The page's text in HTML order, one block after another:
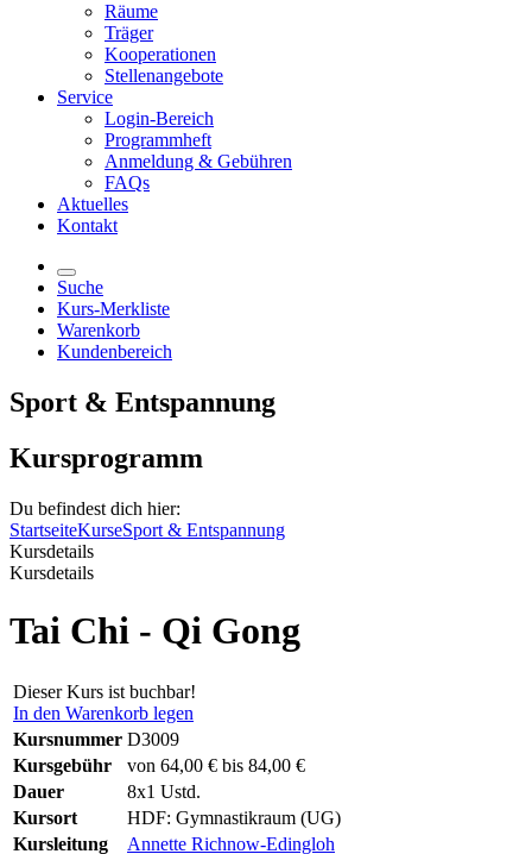
Räume
Träger
Kooperationen
Stellenangebote
Service
Login-Bereich
Programmheft
Anmeldung & Gebühren
FAQs
Aktuelles
Kontakt
Suche
Kurs-Merkliste
Warenkorb
Kundenbereich
Sport & Entspannung
Kursprogramm
Du befindest dich hier:
StartseiteKurseSport & Entspannung
Kursdetails
Kursdetails
Tai Chi - Qi Gong
Dieser Kurs ist buchbar!
In den Warenkorb legen
Kursnummer D3009
Kursgebühr
von 64,00 € bis 84,00 €
Dauer
8x1 Ustd.
Kursort
HDF: Gymnastikraum (UG)
Kursleitung
Annette Richnow-Edingloh